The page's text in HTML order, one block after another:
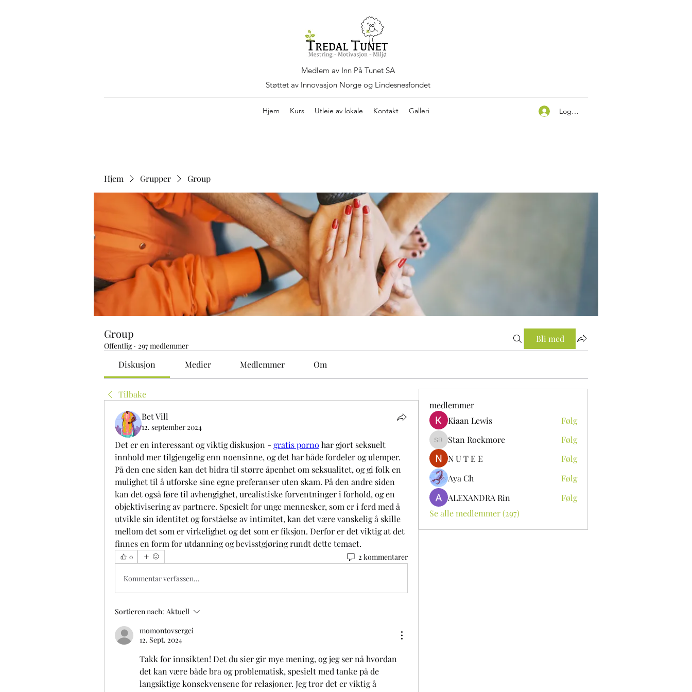
Medlem av Inn På Tunet SA
Støttet av Innovasjon Norge og Lindesnesfondet
Hjem Kurs Utleie av lokale Kontakt Galleri Logg inn
Hjem Grupper Group
Group
Offentlig · 297 medlemmer
Bli med
Diskusjon Medier Medlemmer Om
Tilbake
Bet Vill
12. september 2024
Det er en interessant og viktig diskusjon - gratis porno har gjort seksuelt
innhold mer tilgjengelig enn noensinne, og det har både fordeler og ulemper.
På den ene siden kan det bidra til større åpenhet om seksualitet, og gi folk en
mulighet til å utforske sine egne preferanser uten skam. På den andre siden
kan det også føre til avhengighet, urealistiske forventninger i forhold, og en
objektivisering av partnere. Spesielt for unge mennesker, som er i ferd med å
utvikle sin identitet og forståelse av intimitet, kan det være vanskelig å skille
mellom det som er virkelighet og det som er fiksjon. Derfor er det viktig at det
finnes en form for utdanning og bevisstgjøring rundt dette temaet.
0 2 kommentarer
Kommentar verfassen...
Sortieren nach: Aktuell
momontovsergei
12. Sept. 2024
Takk for innsikten! Det du sier gir mye mening, og jeg ser nå hvordan
det kan være både bra og problematisk, spesielt med tanke på de
langsiktige konsekvensene for relasjoner. Jeg tror det er viktig å
medlemmer
Kiaan Lewis
Følg
Stan Rockmore
Stan Rockmore
Følg
N U T E E
Følg
Aya Ch
Følg
ALEXANDRA Rin
Følg
Se alle medlemmer (297)